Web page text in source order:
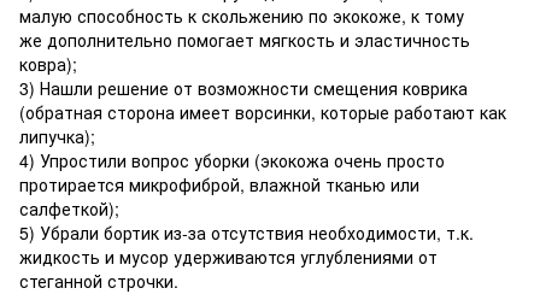
малую способность к скольжению по экокоже, к тому
же дополнительно помогает мягкость и эластичность
ковра);
3) Нашли решение от возможности смещения коврика
(обратная сторона имеет ворсинки, которые работают как
липучка);
4) Упростили вопрос уборки (экокожа очень просто
протирается микрофиброй, влажной тканью или
салфеткой);
5) Убрали бортик из-за отсутствия необходимости, т.к.
жидкость и мусор удерживаются углублениями от
стеганной строчки.